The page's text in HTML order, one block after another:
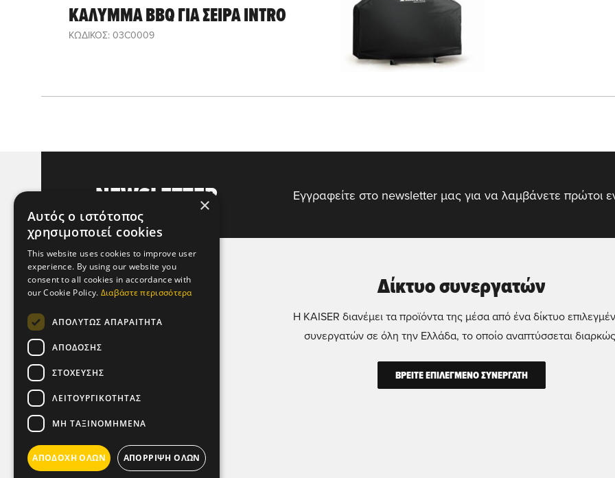
ΚΑΛΥΜΜΑ BBQ ΓΙΑ ΣΕΙΡΑ INTRO
ΚΩΔΙΚΟΣ: 03C0009
NEWSLETTER Εγγραφείτε στο newsletter μας για να λαμβάνετε πρώτοι
ΧΡΗΣΙΜΕΣ ΣΕΛΙΔΕΣ
Πολιτική Απορρήτου &
Προστασίας Προσωπικών
Δεδομένων
Πολιτική Μικροδεδομένων
(Cookies)
Δίκτυο συνεργατών
Η KAISER διανέμει τα προϊόντα της μέσα από ένα δίκτυο
συνεργατών σε όλη την Ελλάδα, το οποίο αναπτύσσεται
ΒΡΕΙΤΕ ΕΠΙΛΕΓΜΕΝΟ ΣΥΝΕΡΓΑΤΗ
×
Αυτός ο ιστότοπος
χρησιμοποιεί cookies
This website uses cookies to improve user
experience. By using our website you
consent to all cookies in accordance with
our Cookie Policy. Διαβάστε περισσότερα
ΑΠΟΛΎΤΩΣ ΑΠΑΡΑΊΤΗΤΑ
ΑΠΌΔΟΣΗΣ
ΣΤΌΧΕΥΣΗΣ
ΛΕΙΤΟΥΡΓΙΚΌΤΗΤΑΣ
ΜΗ ΤΑΞΙΝΟΜΗΜΈΝΑ
ΑΠΟΔΟΧΉ ΌΛΩΝ ΑΠΌΡΡΙΨΗ ΌΛΩΝ